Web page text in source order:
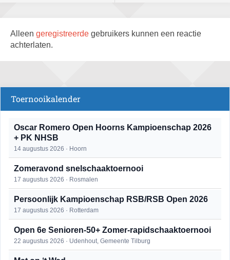
Alleen geregistreerde gebruikers kunnen een reactie
achterlaten.
Toernooikalender
Oscar Romero Open Hoorns Kampioenschap 2026
+ PK NHSB
14 augustus 2026 · Hoorn
Zomeravond snelschaaktoernooi
17 augustus 2026 · Rosmalen
Persoonlijk Kampioenschap RSB/RSB Open 2026
17 augustus 2026 · Rotterdam
Open 6e Senioren-50+ Zomer-rapidschaaktoernooi
22 augustus 2026 · Udenhout, Gemeente Tilburg